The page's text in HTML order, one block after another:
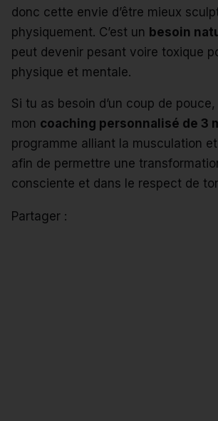
donc cette envie d’être mieux
physiquement. C’est un besoin
peut devenir pesant voire toxique
physique et mentale.
Si tu as besoin d’un coup de
mon coaching personnalisé de 3
programme alliant la musculation et
afin de permettre une
consciente et dans le respect de
Partager :